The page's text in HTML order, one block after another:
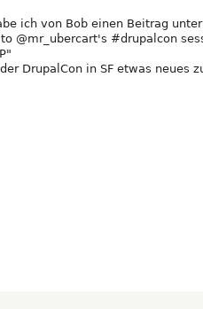
ich von Bob einen Beitrag
@mr_ubercart's #drupalcon
DrupalCon in SF etwas neues